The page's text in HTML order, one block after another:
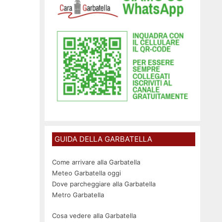
GUIDA DELLA GARBATELLA
Come arrivare alla Garbatella
Meteo Garbatella oggi
Dove parcheggiare alla Garbatella
Metro Garbatella
Cosa vedere alla Garbatella